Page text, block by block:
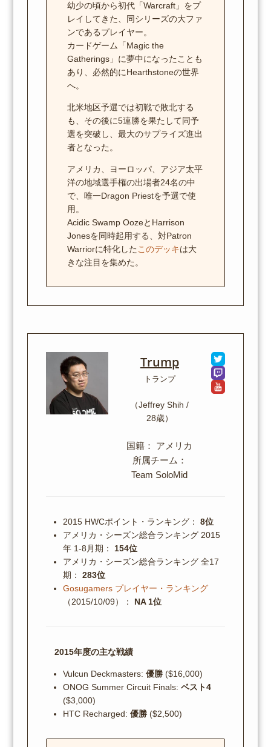
幼少の頃から初代「Warcraft」をプ
レイしてきた、同シリーズの大ファ
ンであるプレイヤー。
カードゲーム「Magic the
Gatherings」に夢中になったことも
あり、必然的にHearthstoneの世界
へ。
北米地区予選では初戦で敗北する
も、その後に5連勝を果たして同予
選を突破し、最大のサプライズ進出
者となった。
アメリカ、ヨーロッパ、アジア太平
洋の地域選手権の出場者24名の中
で、唯一Dragon Priestを予選で使
用。
Acidic Swamp OozeとHarrison
Jonesを同時起用する、対Patron
Warriorに特化した このデッキは大
きな注目を集めた。
Trump
トランプ
（Jeffrey Shih /
28歳）
国籍： アメリカ
所属チーム：
Team SoloMid
2015 HWCポイント・ランキング： 8位
アメリカ・シーズン総合ランキング 2015
年 1-8月期： 154位
アメリカ・シーズン総合ランキング 全17
期： 283位
Gosugamers プレイヤー・ランキング
（2015/10/09）： NA 1位
2015年度の主な戦績
Vulcun Deckmasters: 優勝($16,000)
ONOG Summer Circuit Finals: ベスト4
($3,000)
HTC Recharged: 優勝($2,500)